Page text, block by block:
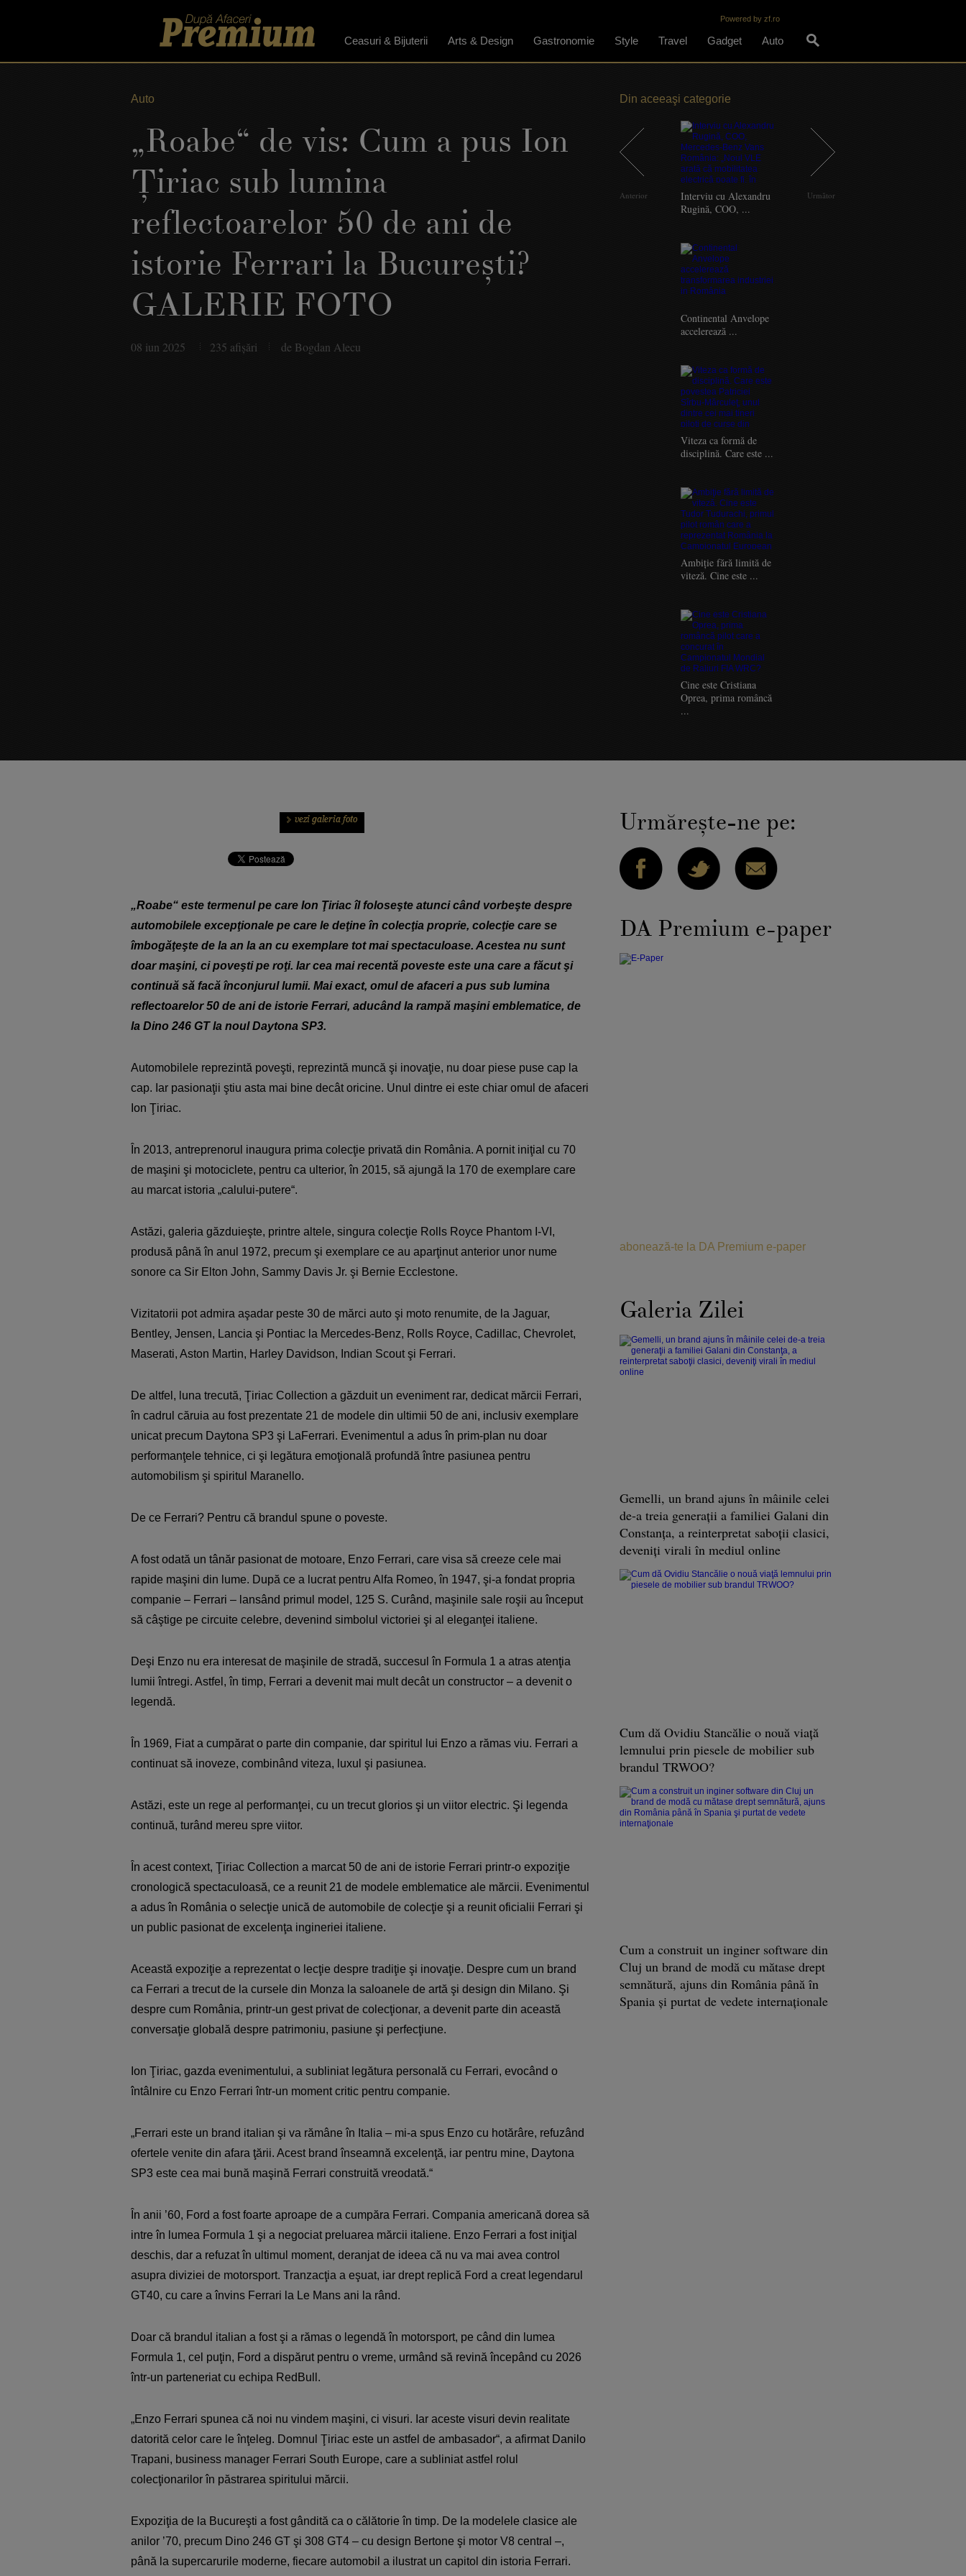
Ceasuri & Bijuterii Arts & Design Gastronomie Style Travel Gadget Auto
Powered by zf.ro
Auto
„Roabe“ de vis: Cum a pus Ion
Ţiriac sub lumina
reflectoarelor 50 de ani de
istorie Ferrari la Bucureşti?
GALERIE FOTO
08 iun 2025 235 afişări de Bogdan Alecu
Din aceeaşi categorie
Interviu cu Alexandru
Rugină, COO, ...
Continental Anvelope
accelerează ...
Viteza ca formă de
disciplină. Care este ...
Ambiţie fără limită de
viteză. Cine este ...
Cine este Cristiana
Oprea, prima româncă
...
Anterior Următor
„Roabe“ este termenul pe care Ion Ţiriac îl foloseşte atunci când vorbeşte despre
automobilele excepţionale pe care le deţine în colecţia proprie, colecţie care se
îmbogăţeşte de la an la an cu exemplare tot mai spectaculoase. Acestea nu sunt
doar maşini, ci poveşti pe roţi. Iar cea mai recentă poveste este una care a făcut şi
continuă să facă înconjurul lumii. Mai exact, omul de afaceri a pus sub lumina
reflectoarelor 50 de ani de istorie Ferrari, aducând la rampă maşini emblematice, de
la Dino 246 GT la noul Daytona SP3.
Automobilele reprezintă poveşti, reprezintă muncă şi inovaţie, nu doar piese puse cap la
cap. Iar pasionaţii ştiu asta mai bine decât oricine. Unul dintre ei este chiar omul de afaceri
Ion Ţiriac.
În 2013, antreprenorul inaugura prima colecţie privată din România. A pornit iniţial cu 70
de maşini şi motociclete, pentru ca ulterior, în 2015, să ajungă la 170 de exemplare care
au marcat istoria „calului-putere“.
Astăzi, galeria găzduieşte, printre altele, singura colecţie Rolls Royce Phantom I-VI,
produsă până în anul 1972, precum şi exemplare ce au aparţinut anterior unor nume
sonore ca Sir Elton John, Sammy Davis Jr. şi Bernie Ecclestone.
Vizitatorii pot admira aşadar peste 30 de mărci auto şi moto renumite, de la Jaguar,
Bentley, Jensen, Lancia şi Pontiac la Mercedes-Benz, Rolls Royce, Cadillac, Chevrolet,
Maserati, Aston Martin, Harley Davidson, Indian Scout şi Ferrari.
De altfel, luna trecută, Ţiriac Collection a găzduit un eveniment rar, dedicat mărcii Ferrari,
în cadrul căruia au fost prezentate 21 de modele din ultimii 50 de ani, inclusiv exemplare
unicat precum Daytona SP3 şi LaFerrari. Evenimentul a adus în prim-plan nu doar
performanţele tehnice, ci şi legătura emoţională profundă între pasiunea pentru
automobilism şi spiritul Maranello.
De ce Ferrari? Pentru că brandul spune o poveste.
A fost odată un tânăr pasionat de motoare, Enzo Ferrari, care visa să creeze cele mai
rapide maşini din lume. După ce a lucrat pentru Alfa Romeo, în 1947, şi-a fondat propria
companie – Ferrari – lansând primul model, 125 S. Curând, maşinile sale roşii au început
să câştige pe circuite celebre, devenind simbolul victoriei şi al eleganţei italiene.
Deşi Enzo nu era interesat de maşinile de stradă, succesul în Formula 1 a atras atenţia
lumii întregi. Astfel, în timp, Ferrari a devenit mai mult decât un constructor – a devenit o
legendă.
În 1969, Fiat a cumpărat o parte din companie, dar spiritul lui Enzo a rămas viu. Ferrari a
continuat să inoveze, combinând viteza, luxul şi pasiunea.
Astăzi, este un rege al performanţei, cu un trecut glorios şi un viitor electric. Şi legenda
continuă, turând mereu spre viitor.
În acest context, Ţiriac Collection a marcat 50 de ani de istorie Ferrari printr-o expoziţie
cronologică spectaculoasă, ce a reunit 21 de modele emblematice ale mărcii. Evenimentul
a adus în România o selecţie unică de automobile de colecţie şi a reunit oficialii Ferrari şi
un public pasionat de excelenţa ingineriei italiene.
Această expoziţie a reprezentat o lecţie despre tradiţie şi inovaţie. Despre cum un brand
ca Ferrari a trecut de la cursele din Monza la saloanele de artă şi design din Milano. Şi
despre cum România, printr-un gest privat de colecţionar, a devenit parte din această
conversaţie globală despre patrimoniu, pasiune şi perfecţiune.
Ion Ţiriac, gazda evenimentului, a subliniat legătura personală cu Ferrari, evocând o
întâlnire cu Enzo Ferrari într-un moment critic pentru companie.
„Ferrari este un brand italian şi va rămâne în Italia – mi-a spus Enzo cu hotărâre, refuzând
ofertele venite din afara ţării. Acest brand înseamnă excelenţă, iar pentru mine, Daytona
SP3 este cea mai bună maşină Ferrari construită vreodată.“
În anii ’60, Ford a fost foarte aproape de a cumpăra Ferrari. Compania americană dorea să
intre în lumea Formula 1 şi a negociat preluarea mărcii italiene. Enzo Ferrari a fost iniţial
deschis, dar a refuzat în ultimul moment, deranjat de ideea că nu va mai avea control
asupra diviziei de motorsport. Tranzacţia a eşuat, iar drept replică Ford a creat legendarul
GT40, cu care a învins Ferrari la Le Mans ani la rând.
Doar că brandul italian a fost şi a rămas o legendă în motorsport, pe când din lumea
Formula 1, cel puţin, Ford a dispărut pentru o vreme, urmând să revină începând cu 2026
într-un parteneriat cu echipa RedBull.
„Enzo Ferrari spunea că noi nu vindem maşini, ci visuri. Iar aceste visuri devin realitate
datorită celor care le înţeleg. Domnul Ţiriac este un astfel de ambasador“, a afirmat Danilo
Trapani, business manager Ferrari South Europe, care a subliniat astfel rolul
colecţionarilor în păstrarea spiritului mărcii.
Expoziţia de la Bucureşti a fost gândită ca o călătorie în timp. De la modelele clasice ale
anilor ’70, precum Dino 246 GT şi 308 GT4 – cu design Bertone şi motor V8 central –,
până la supercarurile moderne, fiecare automobil a ilustrat un capitol din istoria Ferrari.
Urmăreşte-ne pe:
DA Premium e-paper
abonează-te la DA Premium e-paper
Galeria Zilei
Gemelli, un brand ajuns în mâinile celei
de-a treia generaţii a familiei Galani din
Constanţa, a reinterpretat saboţii clasici,
deveniţi virali în mediul online
Cum dă Ovidiu Stancălie o nouă viaţă
lemnului prin piesele de mobilier sub
brandul TRWOO?
Cum a construit un inginer software din
Cluj un brand de modă cu mătase drept
semnătură, ajuns din România până în
Spania şi purtat de vedete internaţionale